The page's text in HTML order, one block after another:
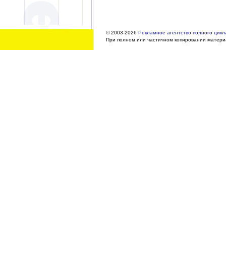
© 2003-2026 Рекламное агентство полного
При полном или частичном копировании